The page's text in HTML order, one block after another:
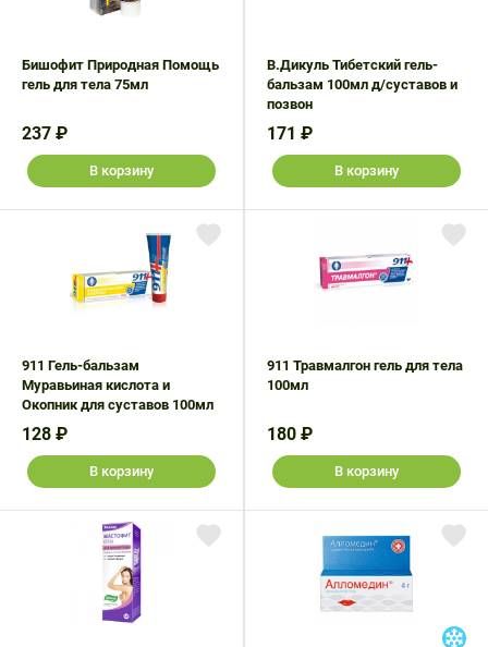
Бишофит Природная Помощь
гель для тела 75мл
237 ₽
В корзину
В.Дикуль Тибетский гель-
бальзам 100мл д/суставов и
позвон
171 ₽
В корзину
911 Гель-бальзам
Муравьиная кислота и
Окопник для суставов 100мл
128 ₽
В корзину
911 Травмалгон гель для тела
100мл
180 ₽
В корзину